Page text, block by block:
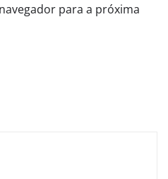
para a próxima